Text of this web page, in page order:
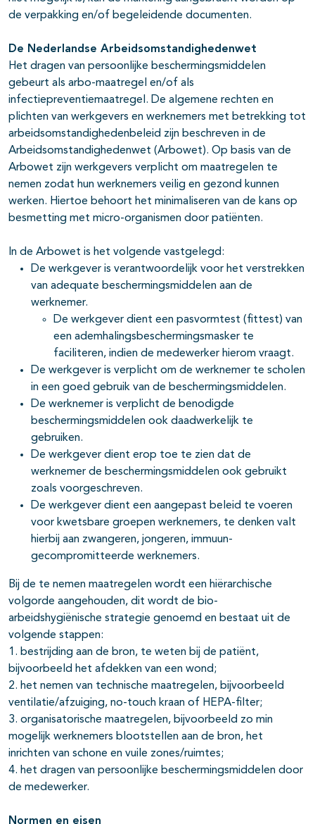
de verpakking en/of begeleidende documenten.
De Nederlandse Arbeidsomstandighedenwet
Het dragen van persoonlijke beschermingsmiddelen
gebeurt als arbo-maatregel en/of als
infectiepreventiemaatregel. De algemene rechten en
plichten van werkgevers en werknemers met betrekking tot
arbeidsomstandighedenbeleid zijn beschreven in de
Arbeidsomstandighedenwet (Arbowet). Op basis van de
Arbowet zijn werkgevers verplicht om maatregelen te
nemen zodat hun werknemers veilig en gezond kunnen
werken. Hiertoe behoort het minimaliseren van de kans op
besmetting met micro-organismen door patiënten.
In de Arbowet is het volgende vastgelegd:
De werkgever is verantwoordelijk voor het verstrekken
van adequate beschermingsmiddelen aan de
werknemer.
De werkgever dient een pasvormtest (fittest) van
een ademhalingsbeschermingsmasker te
faciliteren, indien de medewerker hierom vraagt.
De werkgever is verplicht om de werknemer te scholen
in een goed gebruik van de beschermingsmiddelen.
De werknemer is verplicht de benodigde
beschermingsmiddelen ook daadwerkelijk te
gebruiken.
De werkgever dient erop toe te zien dat de
werknemer de beschermingsmiddelen ook gebruikt
zoals voorgeschreven.
De werkgever dient een aangepast beleid te voeren
voor kwetsbare groepen werknemers, te denken valt
hierbij aan zwangeren, jongeren, immuun-
gecompromitteerde werknemers.
Bij de te nemen maatregelen wordt een hiërarchische
volgorde aangehouden, dit wordt de bio-
arbeidshygiënische strategie genoemd en bestaat uit de
volgende stappen:
1. bestrijding aan de bron, te weten bij de patiënt,
bijvoorbeeld het afdekken van een wond;
2. het nemen van technische maatregelen, bijvoorbeeld
ventilatie/afzuiging, no-touch kraan of HEPA-filter;
3. organisatorische maatregelen, bijvoorbeeld zo min
mogelijk werknemers blootstellen aan de bron, het
inrichten van schone en vuile zones/ruimtes;
4. het dragen van persoonlijke beschermingsmiddelen door
de medewerker.
Normen en eisen